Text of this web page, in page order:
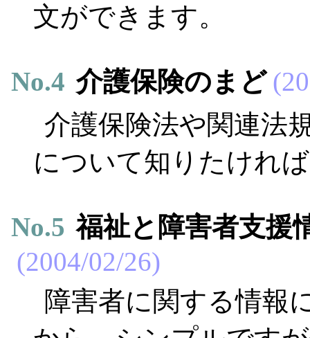
文ができます。
No.4 介護保険のまど
介護保険法や関連法
について知りたけれ
No.5 福祉と障害者支援
2004/02/26
障害者に関する情報